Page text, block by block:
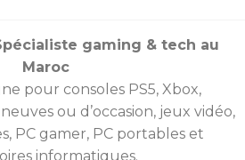
gaming & tech au
Maroc
pour consoles PS5, Xbox,
neuves ou d’occasion, jeux vidéo,
, PC gamer, PC portables et
informatiques.